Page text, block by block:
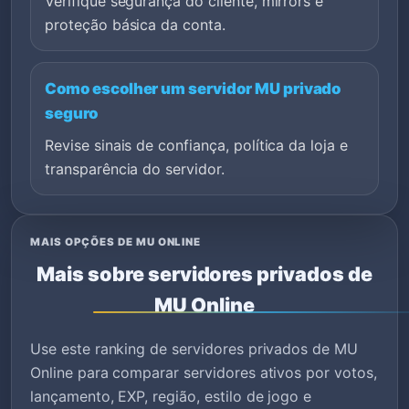
proteção básica da conta.
Como escolher um servidor MU privado
seguro
Revise sinais de confiança, política da loja e
transparência do servidor.
MAIS OPÇÕES DE MU ONLINE
Mais sobre servidores privados de
MU Online
Use este ranking de servidores privados de MU
Online para comparar servidores ativos por votos,
lançamento, EXP, região, estilo de jogo e